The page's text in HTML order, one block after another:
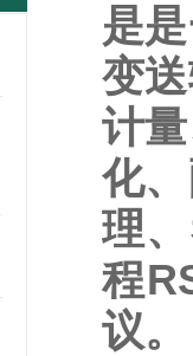
是
变
计
化
理
程
议。